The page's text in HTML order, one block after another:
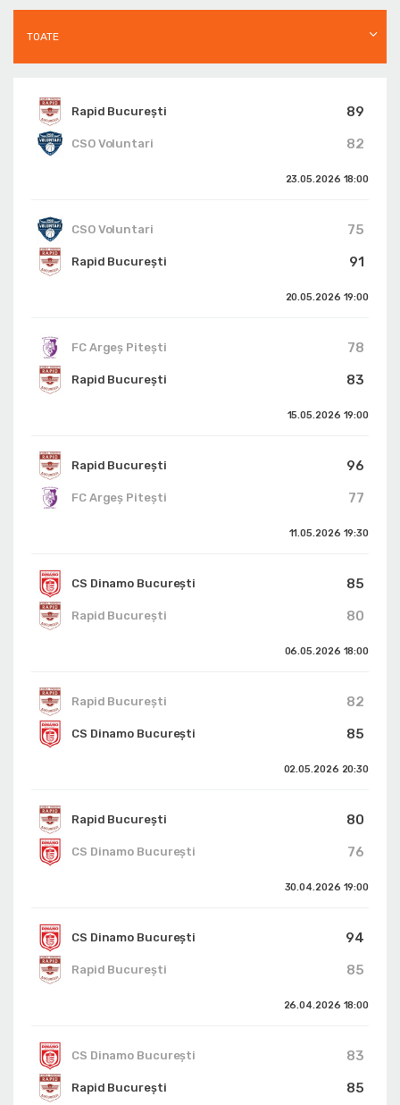
TOATE
Rapid București
89
82
CSO Voluntari
23.05.2026 18:00
CSO Voluntari
75
91
Rapid București
20.05.2026 19:00
FC Argeș Pitești
78
83
Rapid București
15.05.2026 19:00
Rapid București
96
77
FC Argeș Pitești
11.05.2026 19:30
CS Dinamo Bucureşti
85
80
Rapid București
06.05.2026 18:00
Rapid București
82
85
CS Dinamo Bucureşti
02.05.2026 20:30
Rapid București
80
76
CS Dinamo Bucureşti
30.04.2026 19:00
CS Dinamo Bucureşti
94
85
Rapid București
26.04.2026 18:00
CS Dinamo Bucureşti
83
85
Rapid București